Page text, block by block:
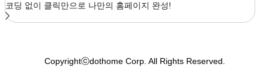
코딩 없이 클릭만으로 나만의 홈페이지 완성!
Copyrightⓒdothome Corp. All Rights Reserved.